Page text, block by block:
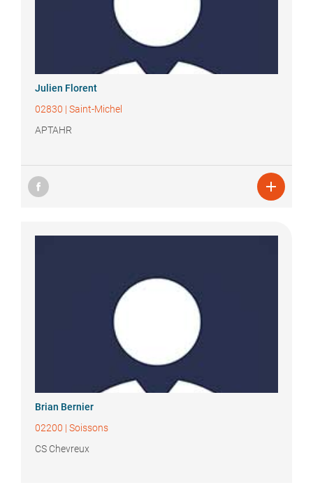
Julien Florent
02830 | Saint-Michel
APTAHR

Brian Bernier
02200 | Soissons
CS Chevreux